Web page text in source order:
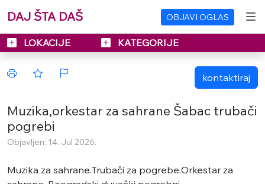
DAJ ŠTA DAŠ OBJAVI OGLAS
LOKACIJE KATEGORIJE
kontaktiraj
Muzika,orkestar za sahrane Šabac trubači
pogrebi
Objavljen: 14. Jul 2026.
Muzika za sahrane.Trubači za pogrebe.Orkestar za